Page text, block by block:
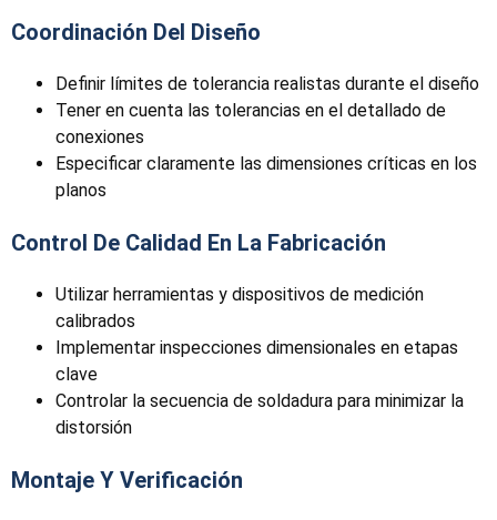
Coordinación Del Diseño
Definir límites de tolerancia realistas durante el diseño
Tener en cuenta las tolerancias en el detallado de
conexiones
Especificar claramente las dimensiones críticas en los
planos
Control De Calidad En La Fabricación
Utilizar herramientas y dispositivos de medición
calibrados
Implementar inspecciones dimensionales en etapas
clave
Controlar la secuencia de soldadura para minimizar la
distorsión
Montaje Y Verificación